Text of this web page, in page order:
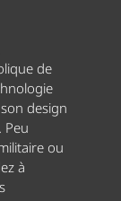
de
design
Peu
ou
à